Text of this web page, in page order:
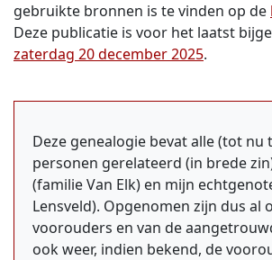
gebruikte bronnen is te vinden op de
Deze publicatie is voor het laatst
zaterdag 20 december 2025.
Deze genealogie bevat alle (tot nu
personen gerelateerd (in brede
(familie Van Elk) en mijn
Lensveld). Opgenomen zijn dus al
voorouders en van de
ook weer, indien bekend, de